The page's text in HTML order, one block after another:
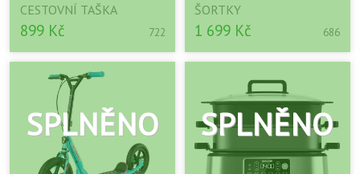
CESTOVNÍ TAŠKA
899 Kč 722
ŠORTKY
1 699 Kč 686